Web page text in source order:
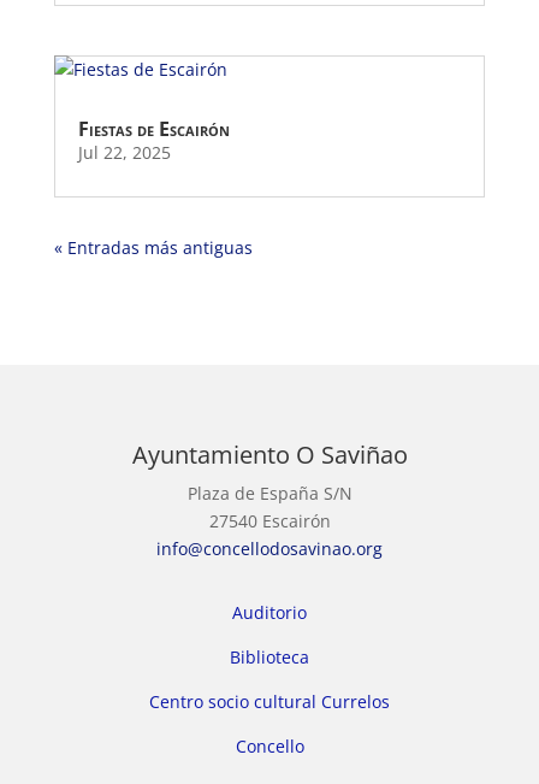
Fiestas de Escairón
Jul 22, 2025
« Entradas más antiguas
Ayuntamiento O Saviñao
Plaza de España S/N
27540 Escairón
info@concellodosavinao.org
Auditorio
Biblioteca
Centro socio cultural Currelos
Concello